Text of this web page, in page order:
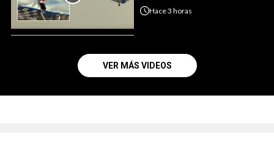
Hace3 horas
VER MÁS VIDEOS